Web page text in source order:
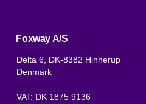
Foxway A/S
Delta 6, DK-8382 Hinnerup
Denmark
VAT: DK 1875 9136